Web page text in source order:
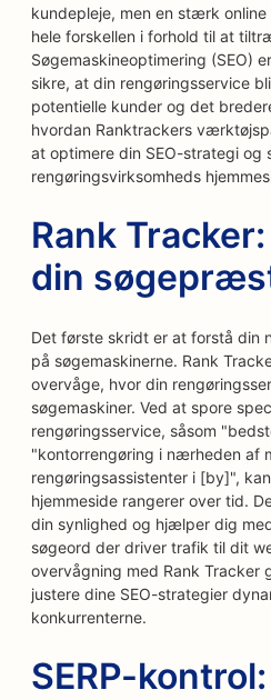
kundepleje, men en stærk
hele forskellen i forhold til at
Søgemaskineoptimering
sikre, at din rengøringsservice
potentielle kunder og det
hvordan Ranktrackers
at optimere din SEO-strategi og
rengøringsvirksomheds
Rank
din
Det første skridt er at forstå din
på søgemaskinerne. Rank
overvåge, hvor din
søgemaskiner. Ved at spore
rengøringsservice, såsom
"kontorrengøring i nærheden af
rengøringsassistenter i [by]",
hjemmeside rangerer over tid.
din synlighed og hjælper dig
søgeord der driver trafik til dit
overvågning med Rank Tracker
justere dine SEO-strategier
konkurrenterne.
SERP-